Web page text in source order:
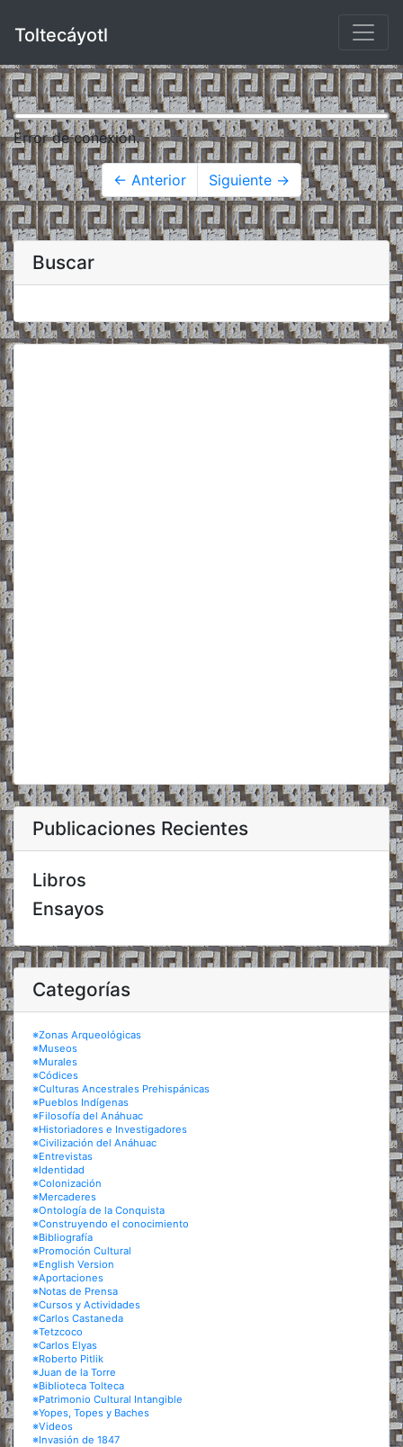
Toltecáyotl
Error de conexión.
← Anterior Siguiente →
Buscar
Publicaciones Recientes
Libros
Ensayos
Categorías
※Zonas Arqueológicas
※Museos
※Murales
※Códices
※Culturas Ancestrales Prehispánicas
※Pueblos Indígenas
※Filosofía del Anáhuac
※Historiadores e Investigadores
※Civilización del Anáhuac
※Entrevistas
※Identidad
※Colonización
※Mercaderes
※Ontología de la Conquista
※Construyendo el conocimiento
※Bibliografía
※Promoción Cultural
※English Version
※Aportaciones
※Notas de Prensa
※Cursos y Actividades
※Carlos Castaneda
※Tetzcoco
※Carlos Elyas
※Roberto Pitlik
※Juan de la Torre
※Biblioteca Tolteca
※Patrimonio Cultural Intangible
※Yopes, Topes y Baches
※Videos
※Invasión de 1847